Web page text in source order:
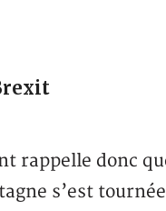
rappelle donc
s’est